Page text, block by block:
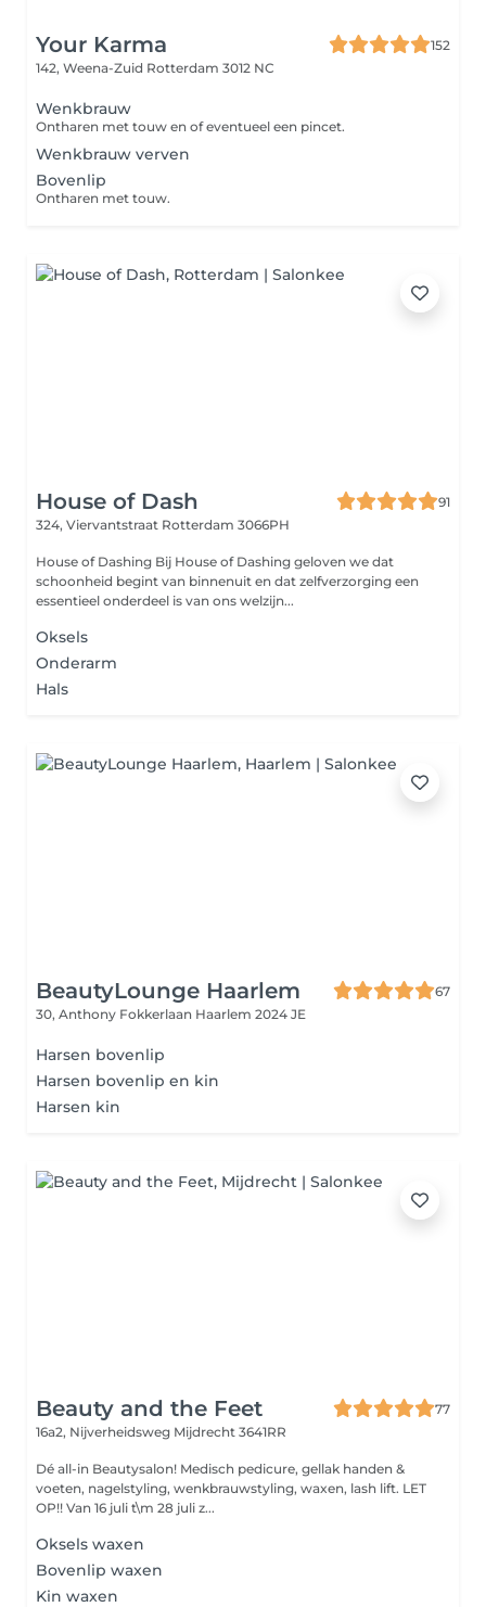
Your Karma
152
142, Weena-Zuid Rotterdam 3012 NC
Wenkbrauw
Ontharen met touw en of eventueel een pincet.
Wenkbrauw verven
Bovenlip
Ontharen met touw.
House of Dash
91
324, Viervantstraat Rotterdam 3066PH
House of Dashing Bij House of Dashing geloven we dat
schoonheid begint van binnenuit en dat zelfverzorging een
essentieel onderdeel is van ons welzijn...
Oksels
Onderarm
Hals
BeautyLounge Haarlem
67
30, Anthony Fokkerlaan Haarlem 2024 JE
Harsen bovenlip
Harsen bovenlip en kin
Harsen kin
Beauty and the Feet
77
16a2, Nijverheidsweg Mijdrecht 3641RR
Dé all-in Beautysalon! Medisch pedicure, gellak handen &
voeten, nagelstyling, wenkbrauwstyling, waxen, lash lift. LET
OP!! Van 16 juli t\m 28 juli z...
Oksels waxen
Bovenlip waxen
Kin waxen